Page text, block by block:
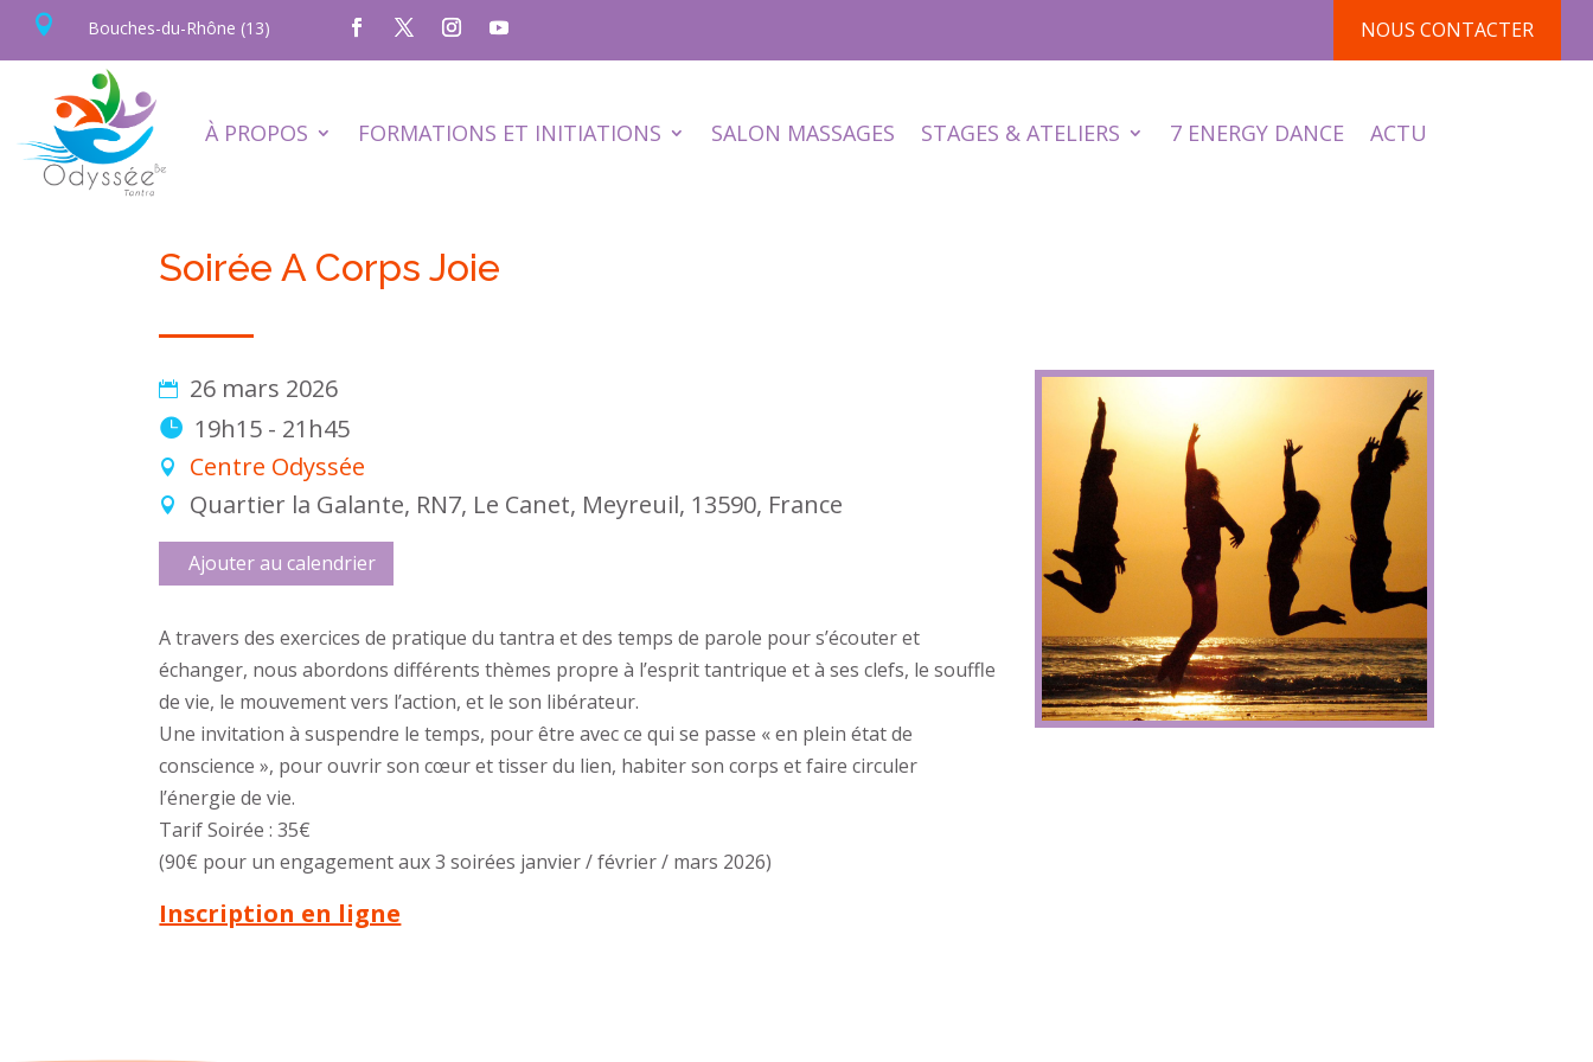
 Bouches-du-Rhône (13) NOUS CONTACTER
À PROPOS FORMATIONS ET INITIATIONS SALON MASSAGES STAGES & ATELIERS 7 ENERGY DANCE ACTU
Soirée A Corps Joie
26 mars 2026
19h15 - 21h45
Centre Odyssée
Quartier la Galante, RN7, Le Canet, Meyreuil, 13590, France
Ajouter au calendrier
A travers des exercices de pratique du tantra et des temps de parole pour s’écouter et
échanger, nous abordons différents thèmes propre à l’esprit tantrique et à ses clefs, le souffle
de vie, le mouvement vers l’action, et le son libérateur.
Une invitation à suspendre le temps, pour être avec ce qui se passe « en plein état de
conscience », pour ouvrir son cœur et tisser du lien, habiter son corps et faire circuler
l’énergie de vie.
Tarif Soirée : 35€
(90€ pour un engagement aux 3 soirées janvier / février / mars 2026)
Inscription en ligne